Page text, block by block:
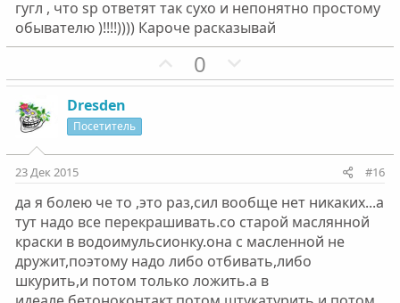
гугл , что sp ответят так сухо и непонятно простому
обывателю )!!!!)))) Кароче расказывай
П
о
т
н
ы
й
г
0
е
т
в
н
ы
й
г
Dresden
Посетитель
23 Дек 2015 #16
да я болею че то ,это раз,сил вообще нет никаких...а
тут надо все перекрашивать.со старой маслянной
краски в водоимульсионку.она с масленной не
дружит,поэтому надо либо отбивать,либо
шкурить,и потом только ложить.а в